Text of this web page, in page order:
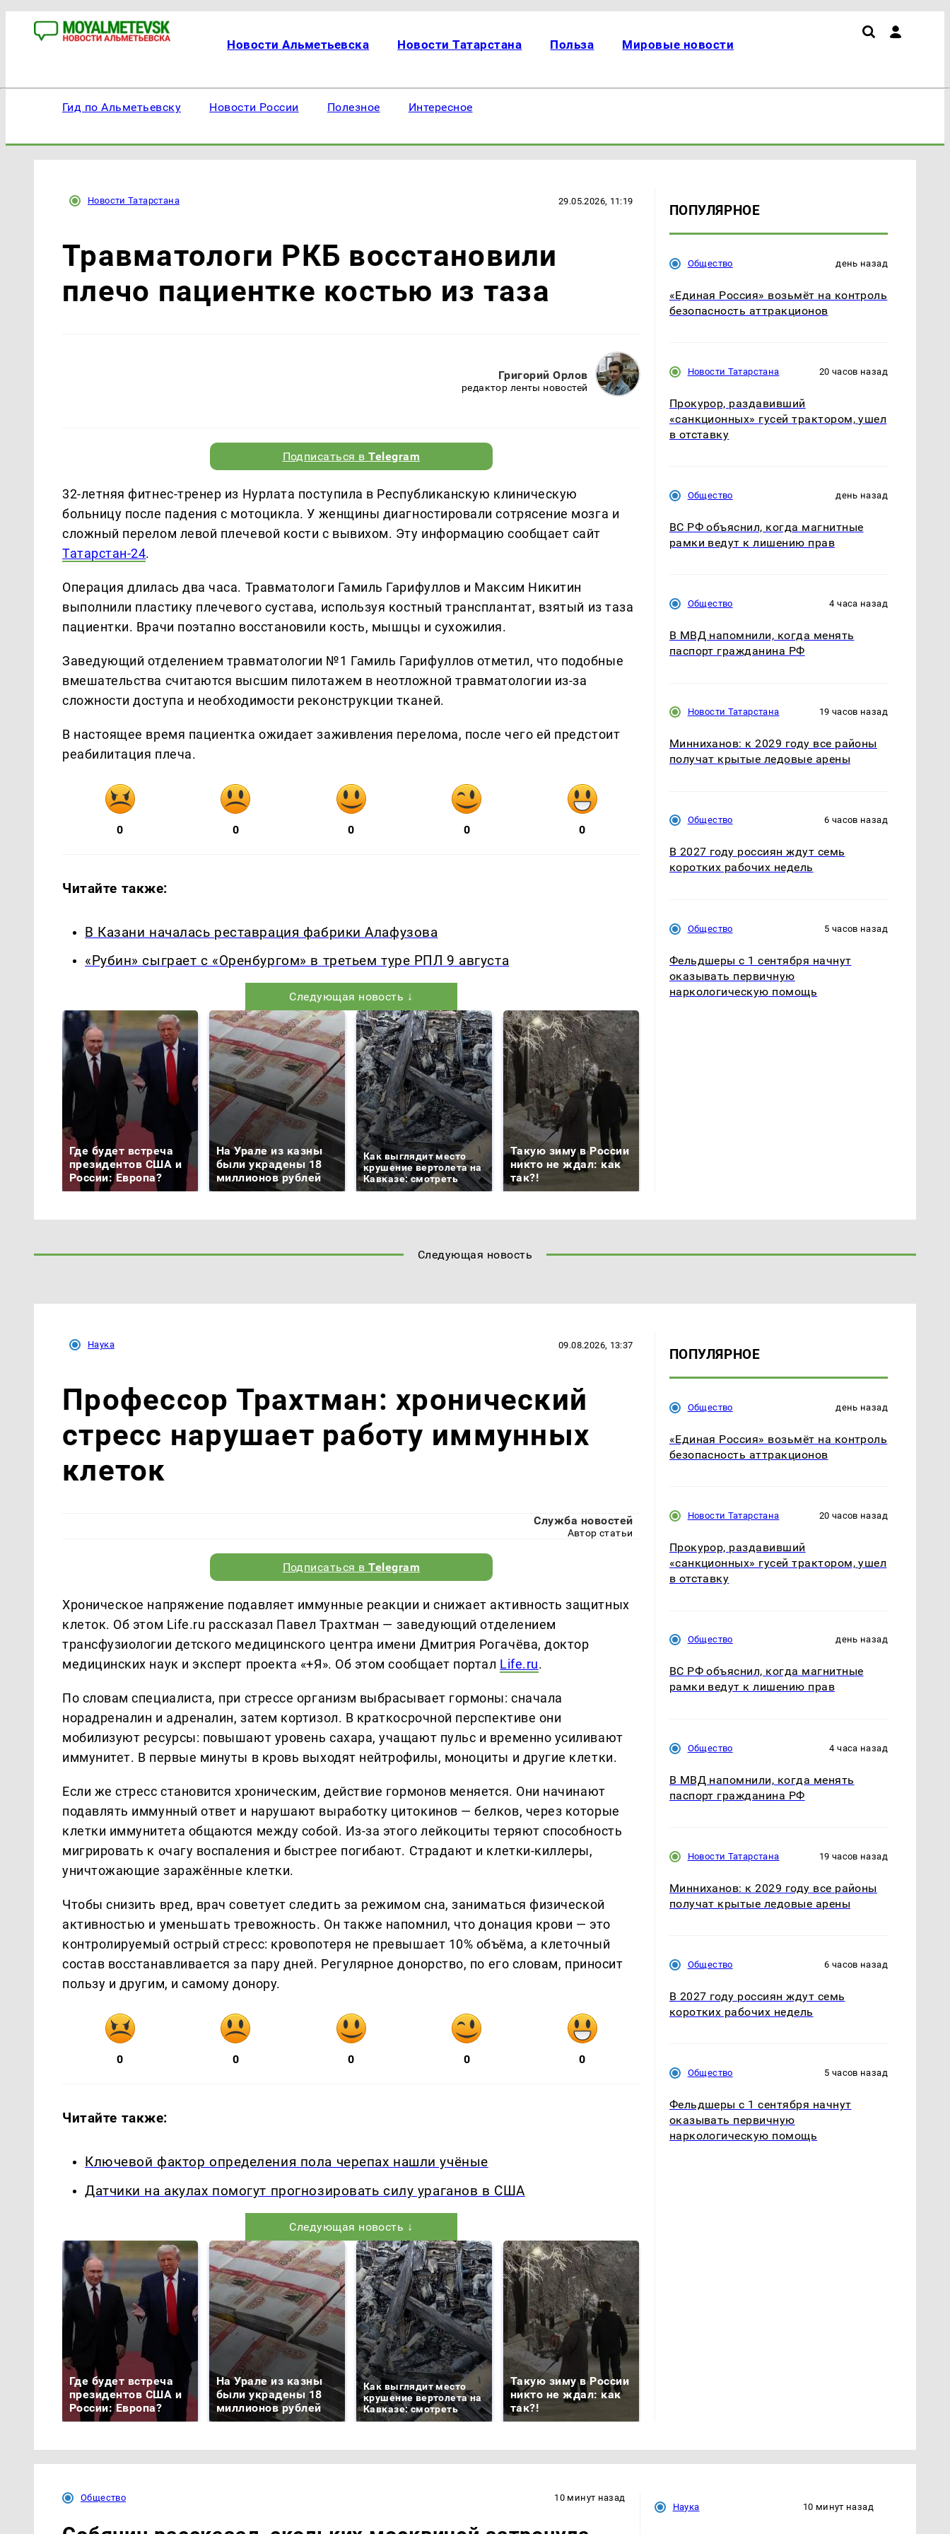
Новости Альметьевска Новости Татарстана Польза Мировые новости
Гид по Альметьевску Новости России Полезное Интересное
Новости Татарстана 29.05.2026, 11:19
Травматологи РКБ восстановили
плечо пациентке костью из таза
Григорий Орлов
редактор ленты новостей
Подписаться вTelegram
32-летняя фитнес-тренер из Нурлата поступила в Республиканскую клиническую
больницу после падения с мотоцикла. У женщины диагностировали сотрясение мозга и
сложный перелом левой плечевой кости с вывихом. Эту информацию сообщает сайт
Татарстан-24.
Операция длилась два часа. Травматологи Гамиль Гарифуллов и Максим Никитин
выполнили пластику плечевого сустава, используя костный трансплантат, взятый из таза
пациентки. Врачи поэтапно восстановили кость, мышцы и сухожилия.
Заведующий отделением травматологии №1 Гамиль Гарифуллов отметил, что подобные
вмешательства считаются высшим пилотажем в неотложной травматологии из-за
сложности доступа и необходимости реконструкции тканей.
В настоящее время пациентка ожидает заживления перелома, после чего ей предстоит
реабилитация плеча.
0 0 0 0 0
Читайте также:
В Казани началась реставрация фабрики Алафузова
«Рубин» сыграет с «Оренбургом» в третьем туре РПЛ 9 августа
Следующая новость ↓
Где будет встреча
президентов США и
России: Европа?
На Урале из казны
были украдены 18
миллионов рублей
Как выглядит место
крушение вертолета на
Кавказе: смотреть
Такую зиму в России
никто не ждал: как
так?!
ПОПУЛЯРНОЕ
Общество день назад
«Единая Россия» возьмёт на контроль
безопасность аттракционов
Новости Татарстана 20 часов назад
Прокурор, раздавивший
«санкционных» гусей трактором, ушел
в отставку
Общество день назад
ВС РФ объяснил, когда магнитные
рамки ведут к лишению прав
Общество 4 часа назад
В МВД напомнили, когда менять
паспорт гражданина РФ
Новости Татарстана 19 часов назад
Минниханов: к 2029 году все районы
получат крытые ледовые арены
Общество 6 часов назад
В 2027 году россиян ждут семь
коротких рабочих недель
Общество 5 часов назад
Фельдшеры с 1 сентября начнут
оказывать первичную
наркологическую помощь
Следующая новость
Наука 09.08.2026, 13:37
Профессор Трахтман: хронический
стресс нарушает работу иммунных
клеток
Служба новостей
Автор статьи
Подписаться вTelegram
Хроническое напряжение подавляет иммунные реакции и снижает активность защитных
клеток. Об этом Life.ru рассказал Павел Трахтман — заведующий отделением
трансфузиологии детского медицинского центра имени Дмитрия Рогачёва, доктор
медицинских наук и эксперт проекта «+Я». Об этом сообщает портал Life.ru.
По словам специалиста, при стрессе организм выбрасывает гормоны: сначала
норадреналин и адреналин, затем кортизол. В краткосрочной перспективе они
мобилизуют ресурсы: повышают уровень сахара, учащают пульс и временно усиливают
иммунитет. В первые минуты в кровь выходят нейтрофилы, моноциты и другие клетки.
Если же стресс становится хроническим, действие гормонов меняется. Они начинают
подавлять иммунный ответ и нарушают выработку цитокинов — белков, через которые
клетки иммунитета общаются между собой. Из-за этого лейкоциты теряют способность
мигрировать к очагу воспаления и быстрее погибают. Страдают и клетки-киллеры,
уничтожающие заражённые клетки.
Чтобы снизить вред, врач советует следить за режимом сна, заниматься физической
активностью и уменьшать тревожность. Он также напомнил, что донация крови — это
контролируемый острый стресс: кровопотеря не превышает 10% объёма, а клеточный
состав восстанавливается за пару дней. Регулярное донорство, по его словам, приносит
пользу и другим, и самому донору.
0 0 0 0 0
Читайте также:
Ключевой фактор определения пола черепах нашли учёные
Датчики на акулах помогут прогнозировать силу ураганов в США
Следующая новость ↓
Где будет встреча
президентов США и
России: Европа?
На Урале из казны
были украдены 18
миллионов рублей
Как выглядит место
крушение вертолета на
Кавказе: смотреть
Такую зиму в России
никто не ждал: как
так?!
ПОПУЛЯРНОЕ
Общество день назад
«Единая Россия» возьмёт на контроль
безопасность аттракционов
Новости Татарстана 20 часов назад
Прокурор, раздавивший
«санкционных» гусей трактором, ушел
в отставку
Общество день назад
ВС РФ объяснил, когда магнитные
рамки ведут к лишению прав
Общество 4 часа назад
В МВД напомнили, когда менять
паспорт гражданина РФ
Новости Татарстана 19 часов назад
Минниханов: к 2029 году все районы
получат крытые ледовые арены
Общество 6 часов назад
В 2027 году россиян ждут семь
коротких рабочих недель
Общество 5 часов назад
Фельдшеры с 1 сентября начнут
оказывать первичную
наркологическую помощь
Общество 10 минут назад
Наука 10 минут назад